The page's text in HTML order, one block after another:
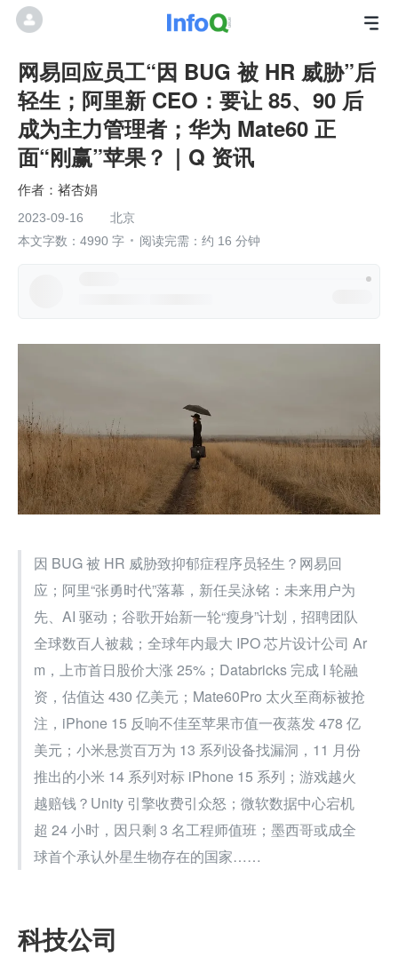
网易回应员工“因 BUG 被 HR 威胁”后
轻生；阿里新 CEO：要让 85、90 后
成为主力管理者；华为 Mate60 正
面“刚赢”苹果？｜Q 资讯
褚杏娟
2023-09-16
北京
本文字数：4990 字
阅读完需：约 16 分钟
因 BUG 被 HR 威胁致抑郁症程序员轻生？网易回
应；阿里“张勇时代”落幕，新任吴泳铭：未来用户为
先、AI 驱动；谷歌开始新一轮“瘦身”计划，招聘团队
全球数百人被裁；全球年内最大 IPO 芯片设计公司 Ar
m，上市首日股价大涨 25%；Databricks 完成 I 轮融
资，估值达 430 亿美元；Mate60Pro 太火至商标被抢
注，iPhone 15 反响不佳至苹果市值一夜蒸发 478 亿
美元；小米悬赏百万为 13 系列设备找漏洞，11 月份
推出的小米 14 系列对标 iPhone 15 系列；游戏越火
越赔钱？Unity 引擎收费引众怒；微软数据中心宕机
超 24 小时，因只剩 3 名工程师值班；墨西哥或成全
球首个承认外星生物存在的国家……
科技公司